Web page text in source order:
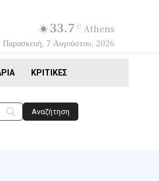
33.7 C Athens
Παρασκευή, 7 Αυγούστου, 2026
ΚΡΙΤΙΚΈΣ